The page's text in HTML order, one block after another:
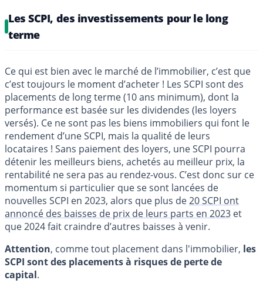
Les SCPI, des investissements pour le long
terme
Ce qui est bien avec le marché de l’immobilier, c’est que
c’est toujours le moment d’acheter ! Les SCPI sont des
placements de long terme (10 ans minimum), dont la
performance est basée sur les dividendes (les loyers
versés). Ce ne sont pas les biens immobiliers qui font le
rendement d’une SCPI, mais la qualité de leurs
locataires ! Sans paiement des loyers, une SCPI pourra
détenir les meilleurs biens, achetés au meilleur prix, la
rentabilité ne sera pas au rendez-vous. C’est donc sur ce
momentum si particulier que se sont lancées de
nouvelles SCPI en 2023, alors que plus de20 SCPI ont
annoncé des baisses de prix de leurs parts en 2023 et
que 2024 fait craindre d’autres baisses à venir.
Attention, comme tout placement dans l'immobilier, les
SCPI sont des placements à risques de perte de
capital.